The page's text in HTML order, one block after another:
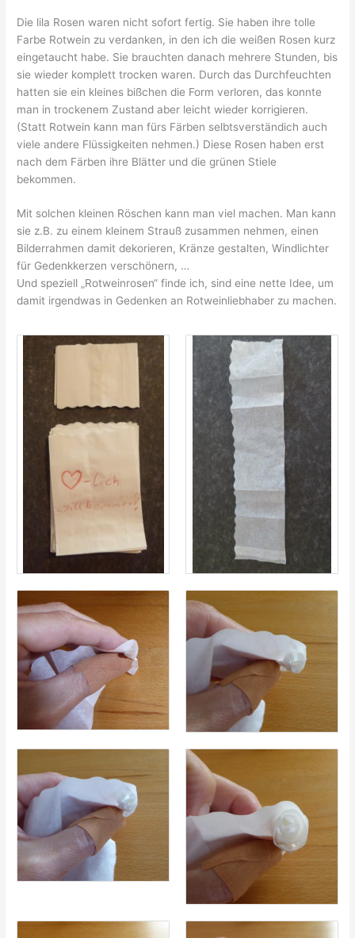
Die lila Rosen waren nicht sofort fertig. Sie haben ihre tolle
Farbe Rotwein zu verdanken, in den ich die weißen Rosen kurz
eingetaucht habe. Sie brauchten danach mehrere Stunden, bis
sie wieder komplett trocken waren. Durch das Durchfeuchten
hatten sie ein kleines bißchen die Form verloren, das konnte
man in trockenem Zustand aber leicht wieder korrigieren.
(Statt Rotwein kann man fürs Färben selbtsverständich auch
viele andere Flüssigkeiten nehmen.) Diese Rosen haben erst
nach dem Färben ihre Blätter und die grünen Stiele
bekommen.
Mit solchen kleinen Röschen kann man viel machen. Man kann
sie z.B. zu einem kleinem Strauß zusammen nehmen, einen
Bilderrahmen damit dekorieren, Kränze gestalten, Windlichter
für Gedenkkerzen verschönern, …
Und speziell „Rotweinrosen“ finde ich, sind eine nette Idee, um
damit irgendwas in Gedenken an Rotweinliebhaber zu machen.